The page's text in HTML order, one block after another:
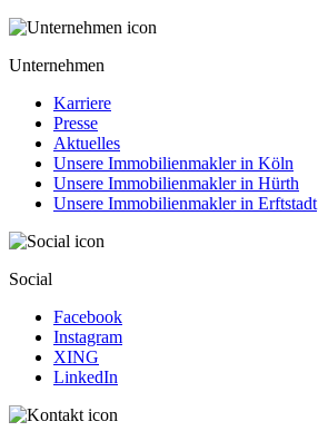
Unternehmen
Karriere
Presse
Aktuelles
Unsere Immobilienmakler in Köln
Unsere Immobilienmakler in Hürth
Unsere Immobilienmakler in Erftstadt
Social
Facebook
Instagram
XING
LinkedIn